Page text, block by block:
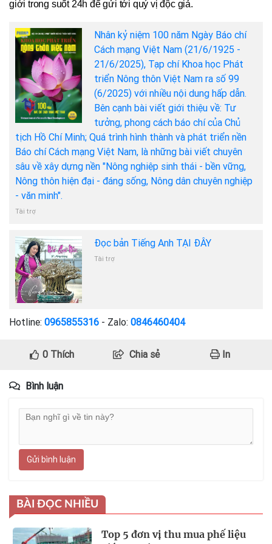
giới trong suốt 24h để gửi tới quý vị độc giả.
Nhân kỷ niệm 100 năm Ngày Báo chí
Cách mạng Việt Nam (21/6/1925 -
21/6/2025), Tạp chí Khoa học Phát
triển Nông thôn Việt Nam ra số 99
(6/2025) với nhiều nội dung hấp dẫn.
Bên cạnh bài viết giới thiệu về: Tư
tưởng, phong cách báo chí của Chủ
tịch Hồ Chí Minh; Quá trình hình thành và phát triển nền
Báo chí Cách mạng Việt Nam, là những bài viết chuyên
sâu về xây dựng nền "Nông nghiệp sinh thái - bền vững,
Nông thôn hiện đại - đáng sống, Nông dân chuyên nghiệp
- văn minh".
Tài trợ
Đọc bản Tiếng Anh TẠI ĐÂY
Tài trợ
Hotline: 0965855316 - Zalo: 0846460404
0Thích Chia sẻ In
Bình luận
Gửi bình luận
BÀI ĐỌC NHIỀU
Top 5 đơn vị thu mua phế liệu